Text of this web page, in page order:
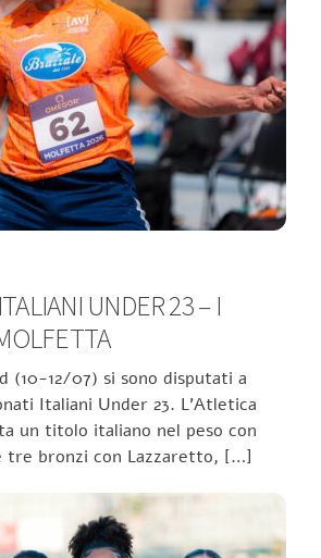
UNDER 23 – I
(10-12/07) si sono disputati a
Italiani Under 23. L’Atletica
un titolo italiano nel peso con
tre bronzi con Lazzaretto, […]